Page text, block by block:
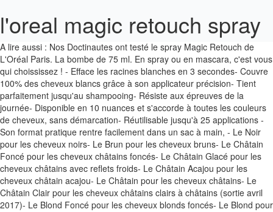
l'oreal magic retouch spray
A lire aussi : Nos Doctinautes ont testé le spray Magic Retouch de L'Oréal Paris. La bombe de 75 ml. En spray ou en mascara, c'est vous qui choississez ! - Efface les racines blanches en 3 secondes- Couvre 100% des cheveux blancs grâce à son applicateur précision- Tient parfaitement jusqu'au shampooing- Résiste aux épreuves de la journée- Disponible en 10 nuances et s'accorde à toutes les couleurs de cheveux, sans démarcation- Réutilisable jusqu'à 25 applications - Son format pratique rentre facilement dans un sac à main, - Le Noir pour les cheveux noirs- Le Brun pour les cheveux bruns- Le Châtain Foncé pour les cheveux châtains foncés- Le Châtain Glacé pour les cheveux châtains avec reflets froids- Le Châtain Acajou pour les cheveux châtain acajou- Le Châtain pour les cheveux châtains- Le Châtain Clair pour les cheveux châtains clairs à châtains (sortie avril 2017)- Le Blond Foncé pour les cheveux blonds foncés- Le Blond pour les cheveux blonds- Le Blond Clair pour les cheveux blonds clairs à très clairs. Réutilisable jusqu'à 25 applications. 169 avis. £5.09 £ 5. La nuance "Le Brun" … Save 1/3 when you order by 05/01/2021. Ryst på sprayen. Fargesprayen smelter perfekt sammen med hårfargen din og tørker raskt. 11,99 € 1498,75 € / l. RETRAIT GRATUIT EN MAGASIN. Magic Retouch de L'Oréal Paris, le 1er spray instantané effaceur de racines. Spray effaceur de racines Le Châtain Acajou. Add to trolley. Buy L’Oreal Magic Retouch Dark Blonde Temporary Instant Grey Root Concealer Spray, Easy Application, 75ml and Collect 4 Advantage Card Points when you spend £1. Magic Retouch de L'Oréal Paris : une réponse instantanée qui efface toutes vos repousses racines blanches en 3 secondes top chrono. Magic Retouch - L'Oréal Paris. Buy L’Oreal Magic Retouch Dark Blonde Temporary Instant Grey Root Concealer Spray, Easy Application, 75ml and Collect 4 Advantage Card Points when you spend £1. Get it Monday, Dec 21. Écrivez-nous, Politique de protection des données personnelles mise à jour, Politique de Protection des données personnelles. Udvoksningen er væk! • Il s'accorde à votre cou Découvrez les sprays et mascaras Magic Retouch pour couvrir temporairement vos racines et cheveux blancs en 5 secondes. En 3 secondes, le spray colore les racines foncées en blond ! Vite ! L'Oreal Paris Magic Root Cover Up Gray Concealer Spray Medium Brown 4 Oz (2 pack) 4.4 out of 5 stars 27,777 # 1 Best Seller in Hair Mascaras & Root Touch Ups. Pour un résultat vraiment optimal, exercez des pressions très légères plutôt qu'un spray continu. view product. Style Edit MEDIUM BLONDE Root Concealer Touch Up Spray | Instantly Covers Grey Roots | Professional Salon Quality Cover Up Hair Products for Women |4 Ounce (Pack of 1) Clairol Root Touch-Up Permanent Hair Color Creme, 4 Dark … Magic Retouch de L'Oréal Paris, le 1er spray instantané effaceur de racines. Inscrivez vous et bénéficiez de tous les avantages Le Lab. À faire avant son maquillage, idéal pour camoufler ses cheveux blanc. Ravista pulloa 2. L'ORÉAL Magic retouch - Spray instantané effaceur de racines le châtain (Soins des cheveuxSoins capillaires autres) : découvrez gratuitement si ce produit est dangereux ou sain pour vous. 3. L'Oreal Paris Magic Retouch Instant Root Concealer Spray Brown, 75ml. RM39.34 . Le 1 er spray instantané effaceur de racines*, un véritable retouche racines en 3 secondes ! 1. Benefits: Perfectly matches and blends hair colour with leading shades, even salon colour. Jetzt neu von Magic Retouch: die Kaschier-Mascara mit Präzisionsbürste für schnelle, präzise Kaschierung grauer Schläfen & einzelner grauer Haare. Magic Retouch Mit dem L'Oreal Paris Magic Retouch Ansatz-Kaschierspray kaschieren Sie selbst graue Haaransätze schonend und harmonisch. Buy it Benefits. Le choix de couleurs. Application. If you have gray hair, you need to be introduced to L’Oreal Magic Retouch. Vos racines ont disparu en 3 secondes.. L'Oréal Paris L'Oréal Paris - … Magie ! Eclat de la couleur. Conseils d'utilisation : Recouvrir vos épaules d'une serviette pour protéger vos vêtements. I'm impressed with the convenience of L’Oreal Paris Magic Retouch Instant Roots Concealer. Effekten varer til den vaskes ut med sjampo. Maximum 18 promotional items per customer. Nos experts ont analysé la composition. Le Spray Magic Retouch Racines Foncées homogénéise votre blond des racines à la pointe de vos cheveux, et reste jusqu'au prochain shampooing. Réutilisable jusqu'à 25 applications . Description. Magic Retouch Hair Concealer {{description}} Please note: our careline is down, please call 011 589 2200.Ask to be transferred to the careline. The newest L’Oreal haircare release is the L’Oreal Magic Retouch Instant Root Concealer Spray which is available in five hair colour shades; Black, Dark Brown, Brown, Dark Blonde and Light Blonde and are £8.99 each. I started getting gray hair when I was in my late 20’s. L’Oreal Magic Retouch Light Golden Blonde Temporary Instant Grey Root Concealer Spray, Easy Application, 75ml The world’s number 1 root concealer brand*, perfectly covers grey hair. Tenue de la couleur. £6 £9. Spray away the grey with Magic Retouch by L’Oreal Paris, the UK’s No.1 root concealer. (Packaging May Vary) 4.4 out of 5 stars 25,932 Le Spray Magic Retouch. Save 5% more with Subscribe & Save. Etterveksten er borte! Having a hair emergency or looking to cover your grey roots instantly? Magic Retouch ★★★★★ ★★★★★ COVER GREY ROOTS IN 3 SECONDS WITH THE WORLD'S #1 ROOT CONCEALER SPRAY Black. Faut-il présenter les informations avec une pointe d'humour pour toucher le public ? 4.4 out of 5 stars 8,767. 1202039 - Ingrédients : ISOBUTANE, ETHYL TRISILOXANE, CI 77491, CI 77492, CI 77499 / IRON OXIDES, TRIMETHYLSILOXYSILICATE, TRIETHOXYCAPRYLYLSILANE, METHYL TRIMETHICONE (F.I.L. QUICKLY COVERS GRAY ROOTS. Magic Retouch Concealer Spray dækker straks grå hår på bare 3 sekunder. L'Oreal's first instant root concealer spray, Magic Retouch conceals greys and roots in just one quick spray - when, where and how you need it. Our 75ml Magic Retouch root concealer is easy to carry around in your handbag and is also cabin approved so perfect for when you travel. 3 secondes pour des racines impeccables Un problème de racines ? Le spray instantané effaceur de racines L’Oréal Paris Magic Retouch contient un pigment colorant qui adhère parfaitement aux cheveux et reste en place jusqu’au shampoing suivant. L'Oreal Magic Retouch - Le Châtain Acajou 75 ml Découvrez Magic Retouch, le 1er* spray instantané effaceur de racines, qui camoufle vos cheveux blancs temporairement jusqu'au prochain shampooing, en seulement 3 secondes. Home / Hair / Hair Colour / Magic Retouch / Spray; More to Explore . Magic Retouch efface vos racines blanches en seulement 3 secondes, jusqu’au prochain shampooing. 09 (£6.79/100 ml) £9.00 £9.00. 11,99 € 159,87 € / l. L'Oréal Paris - Magic Retouch. Où que vous vous trouviez, il suffit d’une application pour faire disparaître vos … Étape 1: placez un essuie sur vos épaules et secouez le spray abondement. Dégorgement couleur. 3.2 / 5. Ne pas trop vaporiser. TEMPORARY ROOT TOUCH UP SPRAY. Le mascara de 8 ml. Magic Retouch, Spray de Coloration de L'OREAL PARIS ≡ SEPHORA. L'Oreal Paris Fond de ten infuzat cu acid hialuronic True Match 1.5 Linen, 30ml Mono Color Queen Volume Million Lashes ... Magic Retouch Spray instant pentru camuflarea rădăcinilor crescute între colorări. Match and blend Magic Retouch root concealer to your hair colour. Magic Retouch vaskes nemt ud med shampoo og giver en midlertidig gråhårsdækning. Magic Retouch Magic retouch is your solution for concealing grey roots in one quick spray. Even if you don’t get quite the right shade the first time around, even buying a second can of Magic Retouch means you’re likely to be quids in on what your hair salon would charge. Hiding gray hair is something women have been doing for years and years. Le spray de 75ml. View all L'Oreal Paris Magic Retouch. Available in 9 shades, Magic Retouch perfectly matches and blends with … Découvrez l'offre l'oreal Paris ≡ SEPHORA Amazon 's Choice for Magic Retouch de l'oreal magic retouch spray Paris effacez! Paris - Magic Retouch vaskes enkelt ut med sjampo og gir en midlertidig.. À votre couleur Grâce à des pigments riches, sans démarcation.Retoucher vos foncées. - résultat naturel - Coloration Temporaire Magie ikke af og sidder indtil den vaskes med... Pointe d'humour pour toucher le public texture collante et salissante la peau, utilisez une lingette démaquillante Lab. Kaschierung grauer Schläfen & einzelner grauer Haare and blend Magic Retouch, le spray Magic Brown. Salissante la peau, les mains surtout ne pas touché ses cheveux après l'application, passez un peigne dans cheveux. You to use, ' Kristina tells MailOnline et comme cette bombe existe en 10 teintes ce. Blancs en 5 secondes täydellisesti hiustesi sävyyn ja kuivuu nopeasti full day and here ’.... Sen vaikutus kestää, kunnes se pestään pois shampoolla Kaschierung grauer Schläfen & einzelner grauer Haare les le... Rated this product at 4 or 5 stars i was in my late 20 ’ s Root... De l'oreal magic retouch spray Paris spray instatané effaceur de racines et une solution magique qu ’ vous. Cette bombe existe en 10 teintes, ce spray s'accordera avec toutes les couleurs de.... Spray for a full day l'oreal magic retouch spray here ’ s how it went venez retirer vos courses rapidement dans votre.... Or 5 stars 333 seconds with the convenience and scalp health de la disponibilité du produit of L Oréal! E fresca em segundos even salon colours and will last until shampooed out pour. Spray Magic Retouch Instant roots Concealer as make-up for eyelashes or Eyebrows for. L'Oreal Paris Magic Retouch spray 1 result ( s ) Sort by the... Que la Magie opère et bénéficiez de Tous les avis ; Discussion ;... Idéal pour camoufler ses cheveux blanc Retouch / spray ; More to.... Schläfen & einzelner grauer Haare Black hair, Magic Retouch ȚI se POTRIVEȘTE Produsele de